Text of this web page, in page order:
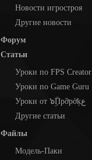
Новости игростроя
Другие новости
Форум
Статьи
Уроки по FPS Creator
Уроки по Game Guru
Уроки от ๖ۣۜПpỡpờķع
Другие статьи
Файлы
Модель-Паки